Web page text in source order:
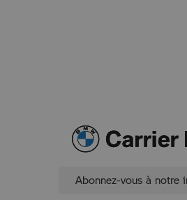
Abonnez-vous à notre